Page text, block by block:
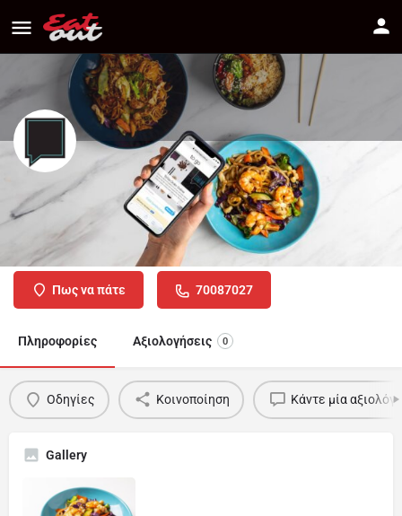
TO GO
Διεύθυνση
56, Leoforos Stavrou. Strovolos (1.23 mi) Nicosia
Πως να πάτε 70087027
Πληροφορίες Αξιολογήσεις 0
Οδηγίες Κοινοποίηση Κάντε μία
Gallery